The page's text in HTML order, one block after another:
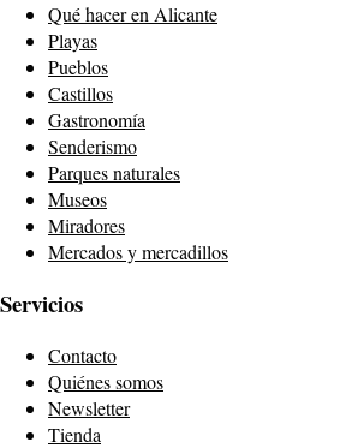
Qué hacer en Alicante
Playas
Pueblos
Castillos
Gastronomía
Senderismo
Parques naturales
Museos
Miradores
Mercados y mercadillos
Servicios
Contacto
Quiénes somos
Newsletter
Tienda